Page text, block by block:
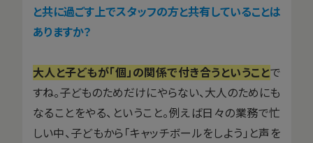
と共に過ごす上でスタッフの方と共有していることは
ありますか？
大人と子どもが「個」の関係で付き合うということで
すね。子どものためだけにやらない、大人のためにも
なることをやる、ということ。例えば日々の業務で忙
しい中、子どもから「キャッチボールをしよう」と声を